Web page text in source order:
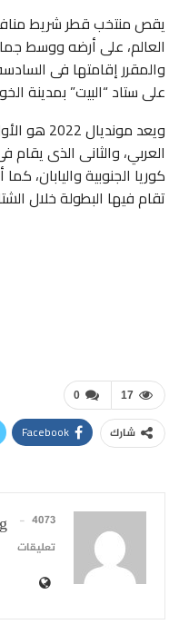
العالم، على أرضه ووسط
والمقرر إقامتها فى
على ستاد “البيت” بمدينة
ويعد
كوريا الجنوبية واليابان،
تقام فيها البطولة خلال
0 17
شارك Facebook
4073 المشاركات
تعليقات